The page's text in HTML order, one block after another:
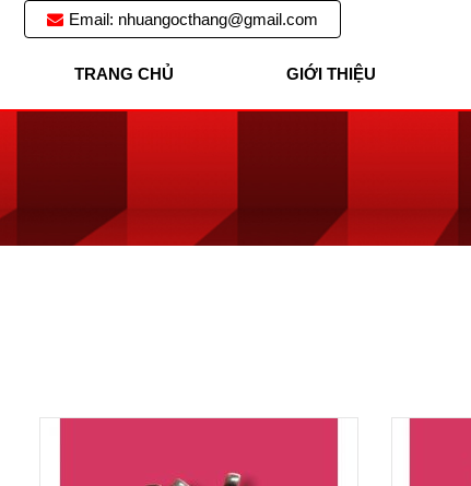
Email: nhuangocthang@gmail.com
TRANG CHỦ GIỚI THIỆU